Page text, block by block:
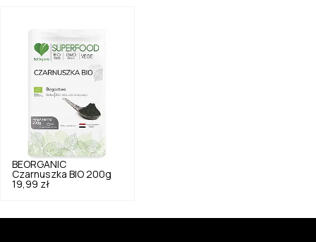
BEORGANIC
Czarnuszka BIO 200g
19,99 zł